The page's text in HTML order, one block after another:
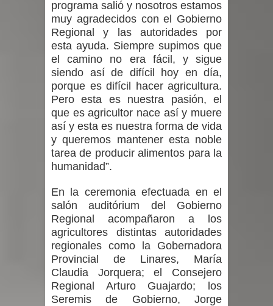
programa salió y nosotros estamos
muy agradecidos con el Gobierno
Regional y las autoridades por
esta ayuda. Siempre supimos que
el camino no era fácil, y sigue
siendo así de difícil hoy en día,
porque es difícil hacer agricultura.
Pero esta es nuestra pasión, el
que es agricultor nace así y muere
así y esta es nuestra forma de vida
y queremos mantener esta noble
tarea de producir alimentos para la
humanidad”.
En la ceremonia efectuada en el
salón auditórium del Gobierno
Regional acompañaron a los
agricultores distintas autoridades
regionales como la Gobernadora
Provincial de Linares, María
Claudia Jorquera; el Consejero
Regional Arturo Guajardo; los
Seremis de Gobierno, Jorge